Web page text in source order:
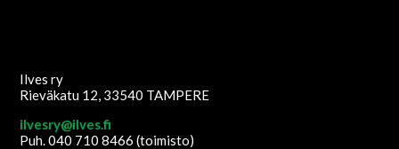
Ilves ry
Rieväkatu 12, 33540 TAMPERE
ilvesry@ilves.fi
Puh. 040 710 8466 (toimisto)